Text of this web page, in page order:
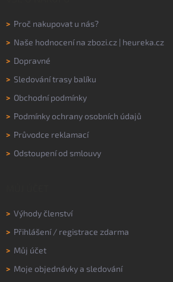
> Proč nakupovat u nás?
> Naše hodnocení na zbozi.cz | heureka.cz
> Dopravné
> Sledování trasy balíku
> Obchodní podmínky
> Podmínky ochrany osobních údajů
> Průvodce reklamací
> Odstoupení od smlouvy
> Výhody členství
> Přihlášení/ registrace zdarma
> Můj účet
> Moje objednávky a sledování